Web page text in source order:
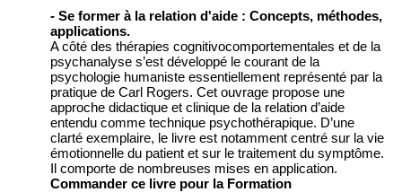
- Se former à la relation d'aide : Concepts, méthodes,
applications.
A côté des thérapies cognitivocomportementales et de la
psychanalyse s’est développé le courant de la
psychologie humaniste essentiellement représenté par la
pratique de Carl Rogers. Cet ouvrage propose une
approche didactique et clinique de la relation d’aide
entendu comme technique psychothérapique. D’une
clarté exemplaire, le livre est notamment centré sur la vie
émotionnelle du patient et sur le traitement du symptôme.
Il comporte de nombreuses mises en application.
Commander ce livre pour la Formation